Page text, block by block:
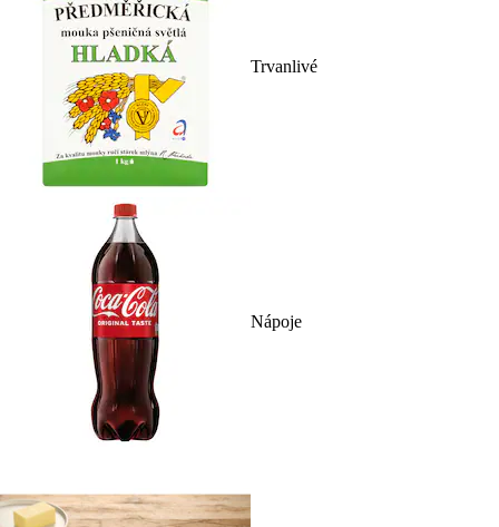
Trvanlivé
Nápoje